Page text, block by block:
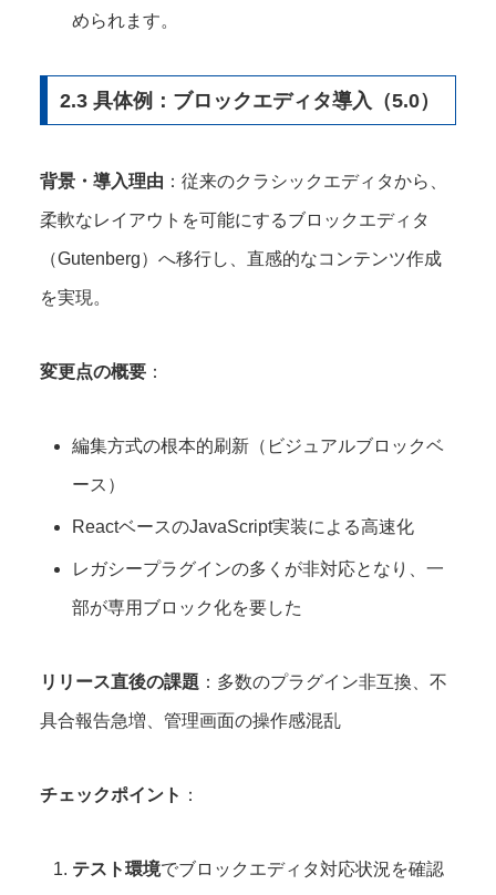
められます。
2.3 具体例：ブロックエディタ導入（5.0）
背景・導入理由 ：従来のクラシックエディタから、
柔軟なレイアウトを可能にするブロックエディタ
（Gutenberg）へ移行し、直感的なコンテンツ作成
を実現。
変更点の概要 ：
編集方式の根本的刷新（ビジュアルブロックベ
ース）
ReactベースのJavaScript実装による高速化
レガシープラグインの多くが非対応となり、一
部が専用ブロック化を要した
リリース直後の課題 ：多数のプラグイン非互換、不
具合報告急増、管理画面の操作感混乱
チェックポイント ：
テスト環境でブロックエディタ対応状況を確認